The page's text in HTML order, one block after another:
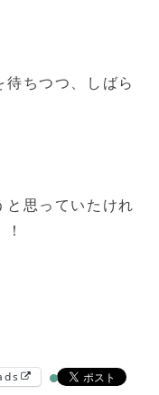
待ちつつ、しばら
と思っていたけれ